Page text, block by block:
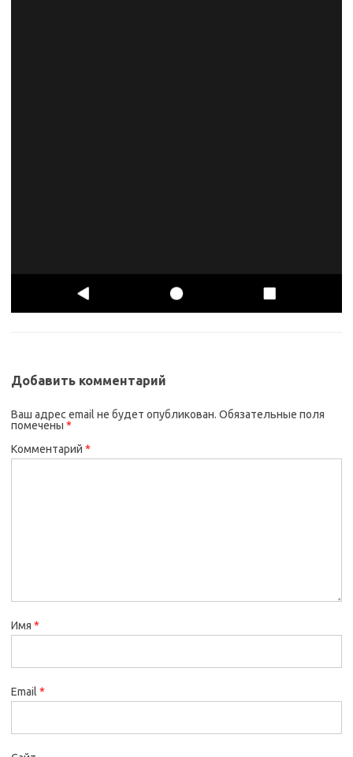
Добавить комментарий
Ваш адрес email не будет опубликован. Обязательные поля
помечены *
Комментарий *
Имя *
Email *